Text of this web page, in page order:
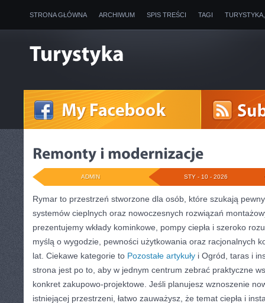
STRONA GŁÓWNA ARCHIWUM SPIS TREŚCI TAGI
STY - 10 - 2026
ADMIN
Rymar to przestrzeń stworzone dla osób, które szukają
systemów cieplnych oraz nowoczesnych rozwiązań
prezentujemy wkłady kominkowe, pompy ciepła i szeroko
myślą o wygodzie, pewności użytkowania oraz racjonalnych
lat. Ciekawe kategorie to Pozostałe artykuły i Ogród, taras i
strona jest po to, aby w jednym centrum zebrać praktyczne
konkret zakupowo-projektowe. Jeśli planujesz wznoszenie
istniejącej przestrzeni, łatwo zauważysz, że temat ciepła i